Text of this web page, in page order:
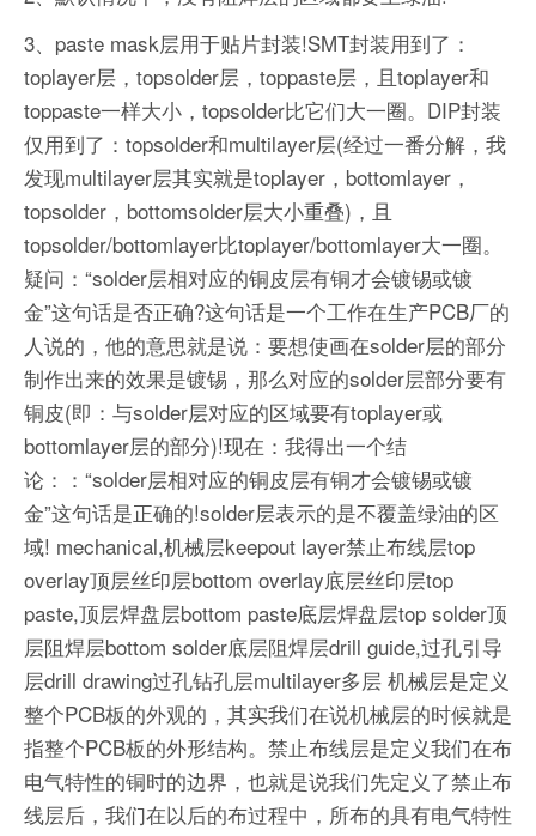
3、paste mask层用于贴片封装!SMT封装用到了：
toplayer层，topsolder层，toppaste层，且toplayer和
toppaste一样大小，topsolder比它们大一圈。DIP封装
仅用到了：topsolder和multilayer层(经过一番分解，我
发现multilayer层其实就是toplayer，bottomlayer，
topsolder，bottomsolder层大小重叠)，且
topsolder/bottomlayer比toplayer/bottomlayer大一圈。
疑问：“solder层相对应的铜皮层有铜才会镀锡或镀
金”这句话是否正确?这句话是一个工作在生产PCB厂的
人说的，他的意思就是说：要想使画在solder层的部分
制作出来的效果是镀锡，那么对应的solder层部分要有
铜皮(即：与solder层对应的区域要有toplayer或
bottomlayer层的部分)!现在：我得出一个结
论：：“solder层相对应的铜皮层有铜才会镀锡或镀
金”这句话是正确的!solder层表示的是不覆盖绿油的区
域! mechanical,机械层keepout layer禁止布线层top
overlay顶层丝印层bottom overlay底层丝印层top
paste,顶层焊盘层bottom paste底层焊盘层top solder顶
层阻焊层bottom solder底层阻焊层drill guide,过孔引导
层drill drawing过孔钻孔层multilayer多层 机械层是定义
整个PCB板的外观的，其实我们在说机械层的时候就是
指整个PCB板的外形结构。禁止布线层是定义我们在布
电气特性的铜时的边界，也就是说我们先定义了禁止布
线层后，我们在以后的布过程中，所布的具有电气特性